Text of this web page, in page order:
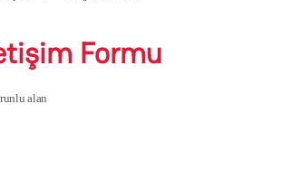
Formu
alan